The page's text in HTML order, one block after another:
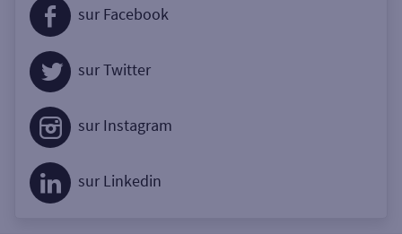
sur Facebook
sur Twitter
sur Instagram
sur Linkedin